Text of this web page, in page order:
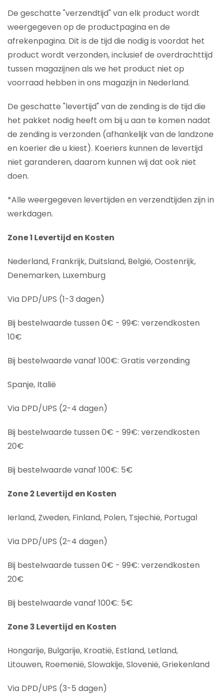
De geschatte "verzendtijd" van elk product wordt
weergegeven op de productpagina en de
afrekenpagina. Dit is de tijd die nodig is voordat het
product wordt verzonden, inclusief de overdrachttijd
tussen magazijnen als we het product niet op
voorraad hebben in ons magazijn in Nederland.
De geschatte "levertijd" van de zending is de tijd die
het pakket nodig heeft om bij u aan te komen nadat
de zending is verzonden (afhankelijk van de landzone
en koerier die u kiest). Koeriers kunnen de levertijd
niet garanderen, daarom kunnen wij dat ook niet
doen.
*Alle weergegeven levertijden en verzendtijden zijn in
werkdagen.
Zone 1 Levertijd en Kosten
Nederland, Frankrijk, Duitsland, België, Oostenrijk,
Denemarken, Luxemburg
Via DPD/UPS (1-3 dagen)
Bij bestelwaarde tussen 0€ - 99€: verzendkosten
10€
Bij bestelwaarde vanaf 100€: Gratis verzending
Spanje, Italië
Via DPD/UPS (2-4 dagen)
Bij bestelwaarde tussen 0€ - 99€: verzendkosten
20€
Bij bestelwaarde vanaf 100€: 5€
Zone 2 Levertijd en Kosten
Ierland, Zweden, Finland, Polen, Tsjechië, Portugal
Via DPD/UPS (2-4 dagen)
Bij bestelwaarde tussen 0€ - 99€: verzendkosten
20€
Bij bestelwaarde vanaf 100€: 5€
Zone 3 Levertijd en Kosten
Hongarije, Bulgarije, Kroatië, Estland, Letland,
Litouwen, Roemenië, Slowakije, Slovenië, Griekenland
Via DPD/UPS (3-5 dagen)